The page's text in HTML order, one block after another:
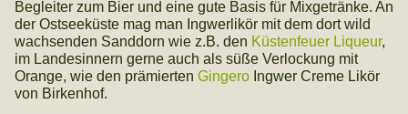
Begleiter zum Bier und eine gute Basis für Mixgetränke. An
der Ostseeküste mag man Ingwerlikör mit dem dort wild
wachsenden Sanddorn wie z.B. den Küstenfeuer Liqueur,
im Landesinnern gerne auch als süße Verlockung mit
Orange, wie den prämierten GingeroIngwer Creme Likör
von Birkenhof.